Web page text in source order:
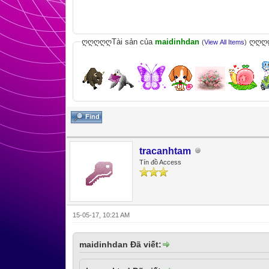
ღღღღღTài sản củamaidinhdan (View All Items)
Find
tracanhtam
Tín đồ Access
15-05-17, 10:21 AM
maidinhdan Đã viết: